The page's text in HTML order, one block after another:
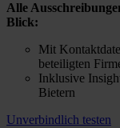
Alle
Blick:
Mit
beteiligten
Inklusive
Bietern
Unverbindlich testen